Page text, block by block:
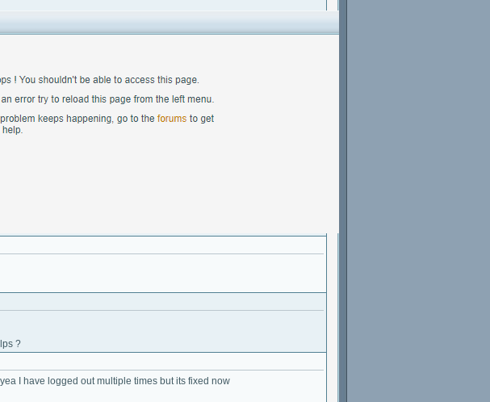
?
I have logged out multiple times but its fixed now